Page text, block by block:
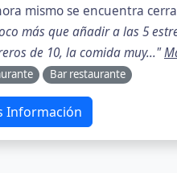
mismo se encuentra
más que añadir a las 5
de 10, la comida muy..."
Bar restaurante
Información